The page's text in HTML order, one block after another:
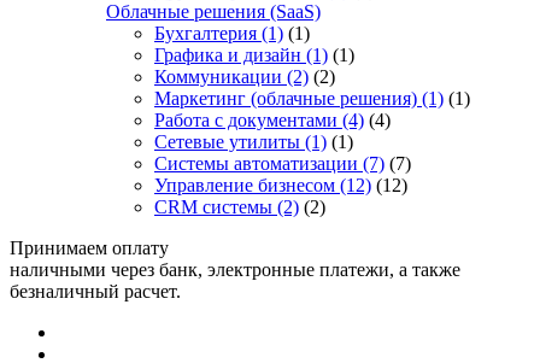
Облачные решения (SaaS)
Бухгалтерия (1) (1)
Графика и дизайн (1) (1)
Коммуникации (2) (2)
Маркетинг (облачные решения) (1) (1)
Работа с документами (4) (4)
Сетевые утилиты (1) (1)
Системы автоматизации (7) (7)
Управление бизнесом (12) (12)
CRM системы (2) (2)
Принимаем оплату
наличными через банк, электронные платежи, а также
безналичный расчет.